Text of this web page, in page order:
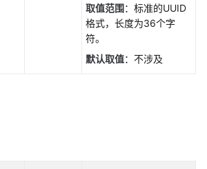
取值范围：标准的UUID
格式，长度为36个字
符。
默认取值：不涉及